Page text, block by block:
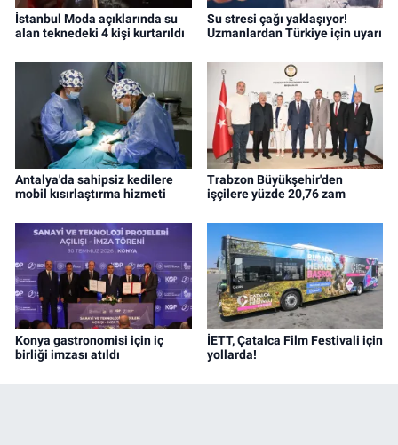
İstanbul Moda açıklarında su
alan teknedeki 4 kişi kurtarıldı
Su stresi çağı yaklaşıyor!
Uzmanlardan Türkiye için uyarı
Antalya'da sahipsiz kedilere
mobil kısırlaştırma hizmeti
Trabzon Büyükşehir'den
işçilere yüzde 20,76 zam
Konya gastronomisi için iç
birliği imzası atıldı
İETT, Çatalca Film Festivali için
yollarda!